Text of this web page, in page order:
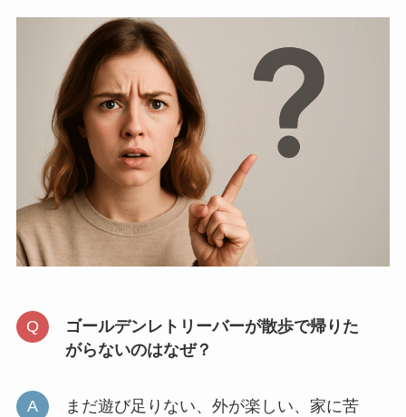
ゴールデンレトリーバーが散歩で帰りた
がらないのはなぜ？
まだ遊び足りない、外が楽しい、家に苦